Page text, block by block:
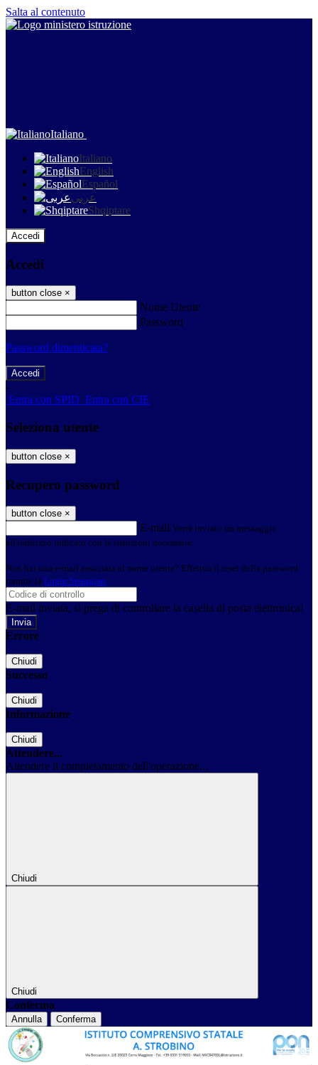
Salta al contenuto
Italiano
Italiano
English
Español
عربى
Shqiptare
Accedi
Accedi
button close ×
Nome Utente
Password
Password dimenticata?
-
Entra con SPID Entra con CIE
Seleziona utente
button close ×
Recupero password
button close ×
E-mail Verrà inviato un messaggio
all'indirizzo indicato con le istruzioni necessarie.
Non hai una e-mail associata al nome utente? Effettua il reset della password
tramite la Login Spaggiari
E-mail inviata, si prega di controllare la casella di posta elettronica!
Errore
Chiudi
Successo
Chiudi
Informazione
Chiudi
Attendere...
Attendere il completamento dell'operazione...
Chiudi
Chiudi
Conferma
Annulla Conferma